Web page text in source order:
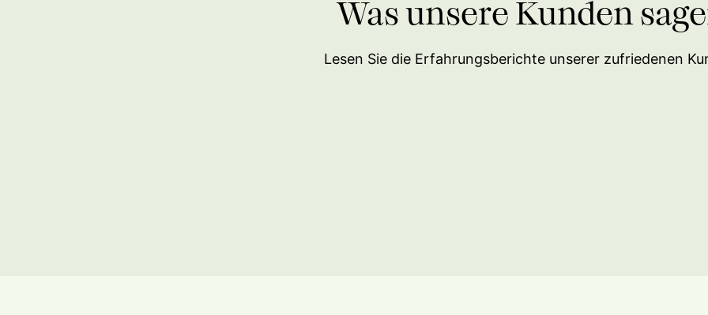
Was unsere Kunden
Lesen Sie die Erfahrungsberichte unserer zufriedenen